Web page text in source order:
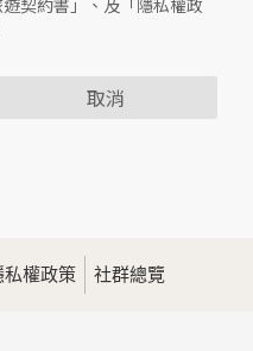
方式
之功能服務時，我們將視
經您書面同意，本網站不
問卷調查內容進行統計與
字呈現，除供內部研究
契約書」、及「隱私權政
取消
私權政策 社群總覽